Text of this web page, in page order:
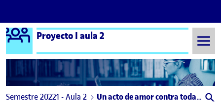
Saltar al contenido
Logo Ágora
Proyecto I aula 2
Semestre 20221 - Aula 2 Un acto de amor contra todas las guerras (internas y externas)